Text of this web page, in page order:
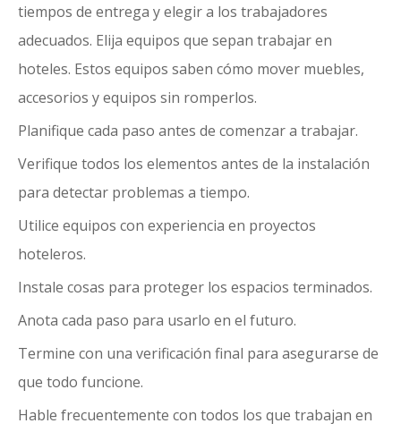
tiempos de entrega y elegir a los trabajadores
adecuados. Elija equipos que sepan trabajar en
hoteles. Estos equipos saben cómo mover muebles,
accesorios y equipos sin romperlos.
Planifique cada paso antes de comenzar a trabajar.
Verifique todos los elementos antes de la instalación
para detectar problemas a tiempo.
Utilice equipos con experiencia en proyectos
hoteleros.
Instale cosas para proteger los espacios terminados.
Anota cada paso para usarlo en el futuro.
Termine con una verificación final para asegurarse de
que todo funcione.
Hable frecuentemente con todos los que trabajan en